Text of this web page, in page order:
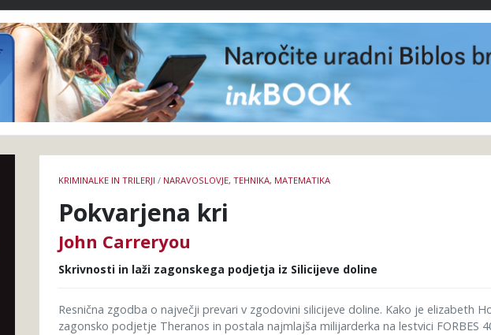
knjige
KRIMINALKE IN TRILERJI / NARAVOSLOVJE, TEHNIKA, MATEMATIKA
Pokvarjena kri
John Carreryou
Skrivnosti in laži zagonskega podjetja iz Silicijeve doline
Resnična zgodba o največji prevari v zgodovini silicijeve doline. Kako je elizabeth
zagonsko podjetje Theranos in postala najmlajša milijarderka na lestvici FORBES